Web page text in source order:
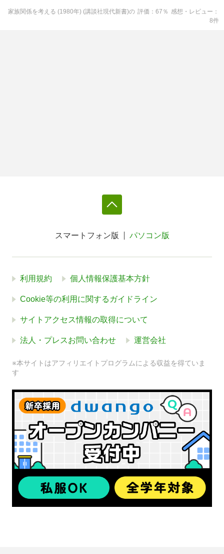
家族関係を考える (1980年) (講談社現代新書)の 評価 67 ％ 感想・レビュー
8件
スマートフォン版 パソコン版
利用規約 個人情報保護基本方針
Cookie等の利用に関するガイドライン
サイトアクセス情報の取得について
法人・プレスお問い合わせ 運営会社
※本サイトはアフィリエイトプログラムによる収益を得ていま
す